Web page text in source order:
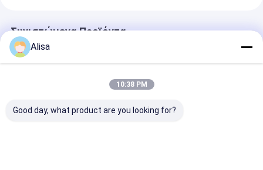
Συνιστώμενα Προϊόντα
Alisa
10:38 PM
Good day, what product are you looking for?